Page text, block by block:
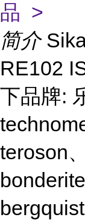
品 >
简介
RE102
下品牌:
teroson